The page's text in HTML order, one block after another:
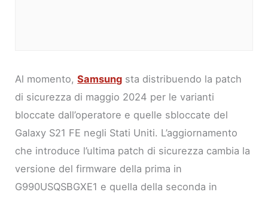
Al momento,Samsung sta distribuendo la patch
di sicurezza di maggio 2024 per le varianti
bloccate dall’operatore e quelle sbloccate del
Galaxy S21 FE negli Stati Uniti. L’aggiornamento
che introduce l’ultima patch di sicurezza cambia la
versione del firmware della prima in
G990USQSBGXE1 e quella della seconda in